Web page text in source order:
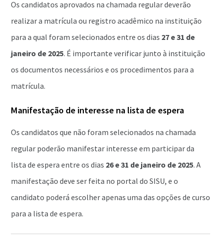
Os candidatos aprovados na chamada regular deverão
realizar a matrícula ou registro acadêmico na instituição
para a qual foram selecionados entre os dias 27 e 31 de
janeiro de 2025. É importante verificar junto à instituição
os documentos necessários e os procedimentos para a
matrícula.
Manifestação de interesse na lista de espera
Os candidatos que não foram selecionados na chamada
regular poderão manifestar interesse em participar da
lista de espera entre os dias 26 e 31 de janeiro de 2025. A
manifestação deve ser feita no portal do SISU, e o
candidato poderá escolher apenas uma das opções de curso
para a lista de espera.